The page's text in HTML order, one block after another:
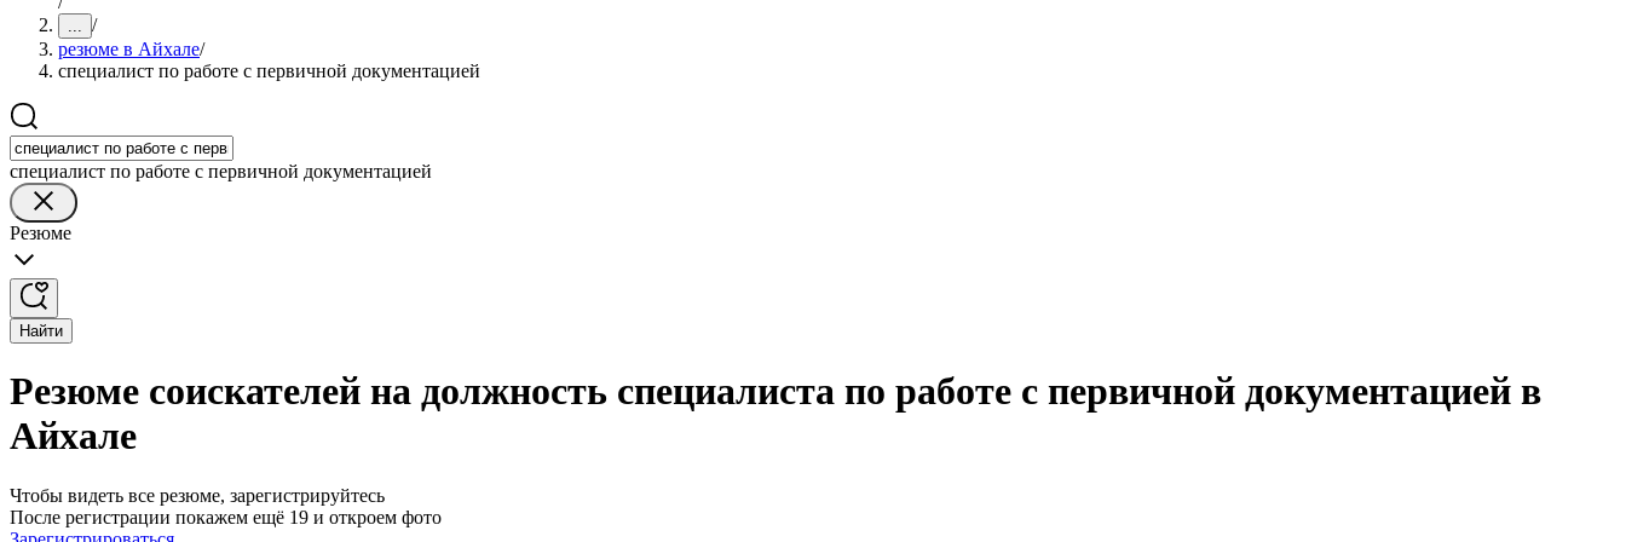
... /
резюме в Айхале/
специалист по работе с первичной документацией
специалист по работе с первичной документацией
Резюме
Найти
Резюме соискателей на должность специалиста по работе с первичной документацией в
Айхале
Чтобы видеть все резюме, зарегистрируйтесь
После регистрации покажем ещё 19 и откроем фото